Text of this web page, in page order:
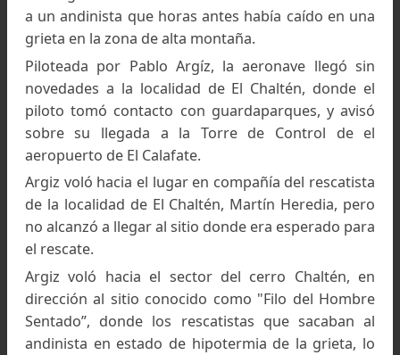
Fuente:www.chaltenhoy.com.ar
Se estrelló un helicóptero de
rescate, murió el piloto
El accidente ocurrió el Domingo 14 de
cerca de las 19:00 cuando un helicóptero
44 Astra matricula LV-ZHW piloteado por
Argiz por razones golpeó y cayó contra una
del cerro Chaltén incendiándose.
El accidente aéreo ocurrió este domingo cerca
las 19:00 cuando por causas que se tratan
establecer el helicóptero Robinson 44
pilotado por Argiz y acompañado por un